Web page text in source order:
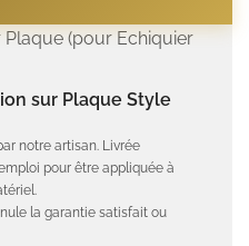
(pour Echiquier
sur Plaque Style
notre artisan. Livrée
pour être appliquée à
la garantie satisfait ou